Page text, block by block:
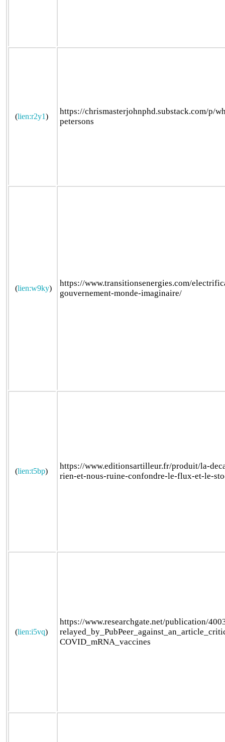
(lien:r2y1)
https://chrismasterjohnphd.substack.com/p/
petersons
(lien:w9ky)
https://www.transitionsenergies.com/
gouvernement-monde-imaginaire/
(lien:t5bp)
https://www.editionsartilleur.fr/produit/la-
rien-et-nous-ruine-confondre-le-flux-et-le-
(lien:i5vq)
https://www.researchgate.net/publication/
COVID_mRNA_vaccines